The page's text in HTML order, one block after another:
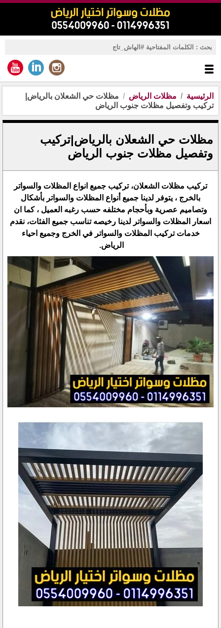
الرئيسية مظلات الرياض
مظلات حي الشعلان بالرياض|
تركيب وتفصيل مظلات جنوب الرياض
مظلات حي الشعلان بالرياض|تركيب
وتفصيل مظلات جنوب الرياض
تركيب مظلات الشعلان، تركيب جميع انواع المظلات والسواتر
بالخرج ، يتوفر لدينا جميع أنواع المظلات والسواتر بأشكال
وتصاميم عصرية وبأحجام مختلفه حسب رغبه العميل ، كما ان
اسعار المظلات والسواتر لدينا رخيصه تناسب جميع الفئات، نقدم
خدمات تركيب المظلات والسواتر في الخرج وجميع احياء
الرياض.